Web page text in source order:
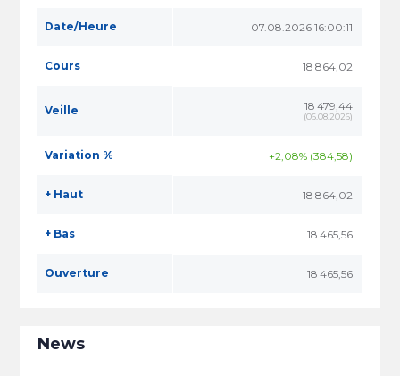
Date/Heure 07.08.2026 16:00:11
Cours 18 864,02
Veille 18 479,44
(06.08.2026)
Variation % +2,08% (384,58)
+ Haut 18 864,02
+ Bas 18 465,56
Ouverture 18 465,56
News